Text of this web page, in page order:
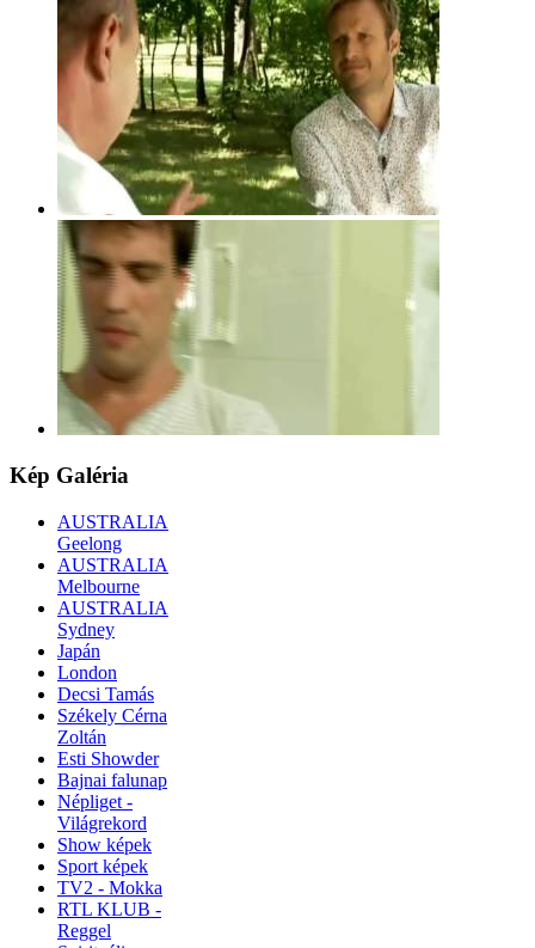
Kép Galéria
AUSTRALIA
Geelong
AUSTRALIA
Melbourne
AUSTRALIA
Sydney
Japán
London
Decsi Tamás
Székely Cérna
Zoltán
Esti Showder
Bajnai falunap
Népliget -
Világrekord
Show képek
Sport képek
TV2 - Mokka
RTL KLUB -
Reggel